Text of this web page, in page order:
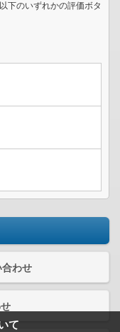
て
下のいずれかの評価ボタ
わせ